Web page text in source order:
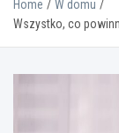
Home
W domu
Wszystko, co